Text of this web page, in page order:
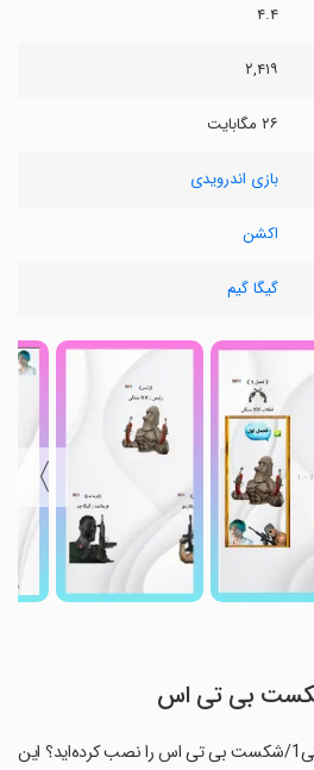
۴.۴
۲,۴۱۹
۲۶ مگابایت
بازی اندرویدی
اکشن
گیگا گیم
〉
آیا تا کنون بازی انقلاب کاکا سنگی1/شکست بی تی اس را نصب کرده‌اید؟ این